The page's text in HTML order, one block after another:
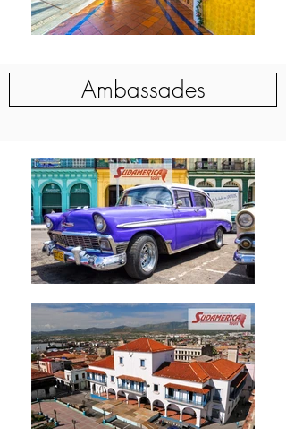
Ambassades